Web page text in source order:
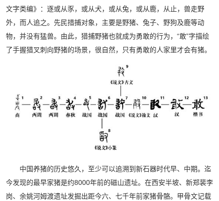
文字类编》：逐或从豕，或从犬，或从兔，或从鹿，从止，兽走野
外，而人追之。先民措捕对象，主要是野猪、兔子、野狗及鹿等动
物，并没有猛兽。由此，猎捕野猪也就成为勇敢的行为，“敢”字描绘
了手握猎叉刺向野猪的场景，很自然，只有勇敢的人家里才会有猪。
中国养猪的历史悠久，至少可以追溯到新石器时代早、中期。迄
今发现的最早家猪是约8000年前的磁山遗址。在西安半坡、新郑裴李
岗、余姚河姆渡遗址发掘出距今六、七千年前家猪骨骼。甲骨文记载